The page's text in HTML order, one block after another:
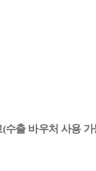
수출 바우처 사용 가